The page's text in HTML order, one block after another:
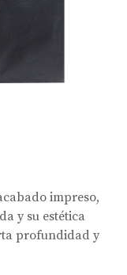
impreso,
y su estética
profundidad y